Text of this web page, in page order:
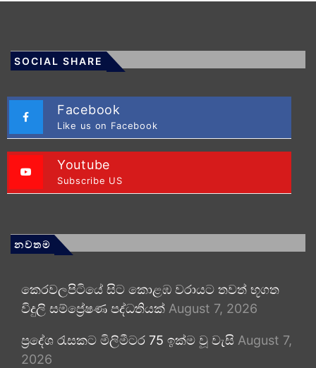
SOCIAL SHARE
Facebook
Like us on Facebook
Youtube
Subscribe US
නවතම
කෙරවලපිටියේ සිට කොළඹ වරායට තවත් භූගත
විදුලි සම්ප්‍රේෂණ පද්ධතියක් August 7, 2026
ප්‍රදේශ රැසකට මිලිමීටර 75 ඉක්ම වූ වැසි August 7,
2026